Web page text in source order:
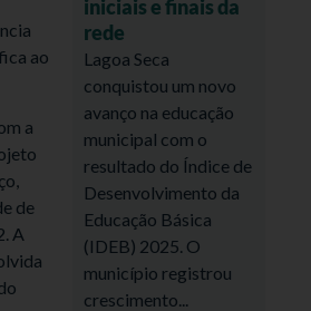
ao
a
de
A
iniciais e finais da
rede
Lagoa Seca
conquistou um novo
avanço na educação
municipal com o
resultado do Índice de
Desenvolvimento da
Educação Básica
(IDEB) 2025. O
município registrou
crescimento...